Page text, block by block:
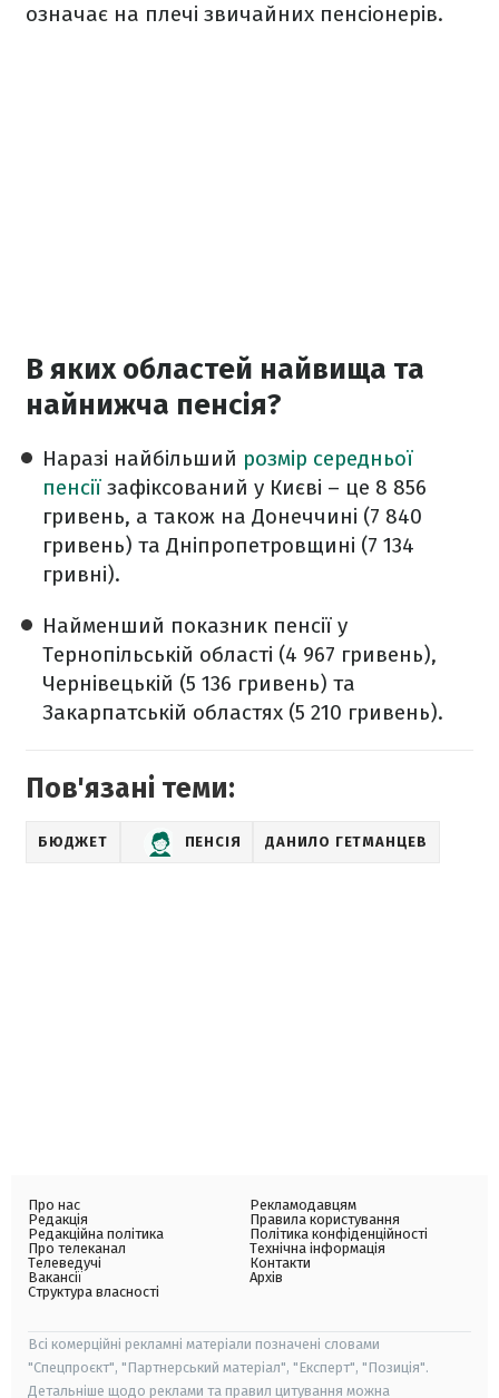
означає на плечі звичайних пенсіонерів.
В яких областей найвища та
найнижча пенсія?
Наразі найбільший розмір середньої
пенсії зафіксований у Києві – це 8 856
гривень, а також на Донеччині (7 840
гривень) та Дніпропетровщині (7 134
гривні).
Найменший показник пенсії у
Тернопільській області (4 967 гривень),
Чернівецькій (5 136 гривень) та
Закарпатській областях (5 210 гривень).
Пов'язані теми:
БЮДЖЕТ ПЕНСІЯ ДАНИЛО ГЕТМАНЦЕВ
Про нас
Редакція
Редакційна політика
Про телеканал
Телеведучі
Вакансії
Структура власності
Рекламодавцям
Правила користування
Політика конфіденційності
Технічна інформація
Контакти
Архів
Всі комерційні рекламні матеріали позначені словами
"Спецпроєкт", "Партнерський матеріал", "Експерт", "Позиція".
Детальніше щодо реклами та правил цитування можна